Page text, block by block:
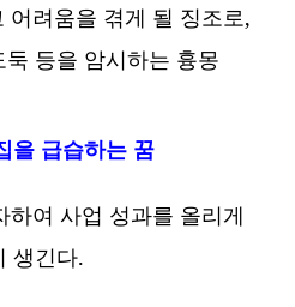
어려움을 겪게 될 징조로,
등을 암시하는 흉몽
을 급습하는 꿈
하여 사업 성과를 올리게
생긴다.